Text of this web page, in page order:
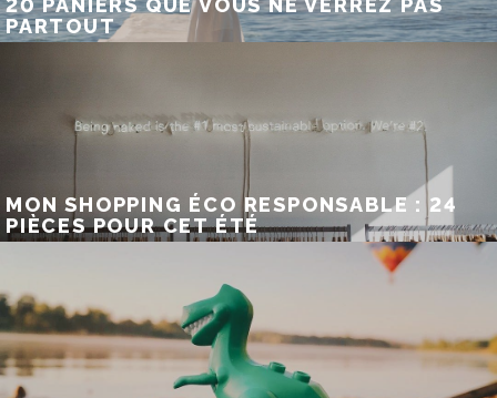
20 PANIERS QUE VOUS NE VERREZ PAS
PARTOUT
MON SHOPPING ÉCO RESPONSABLE : 24
PIÈCES POUR CET ÉTÉ